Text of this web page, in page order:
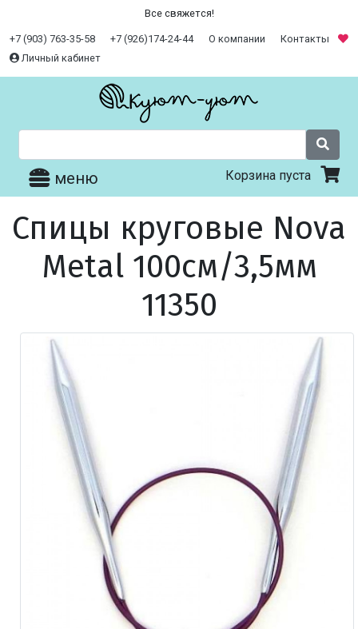
Все свяжется!
+7 (903) 763-35-58 +7 (926)174-24-44 О компании
Контакты
Личный кабинет
меню Корзина пуста
Спицы круговые Nova
Metal 100см/3,5мм
11350